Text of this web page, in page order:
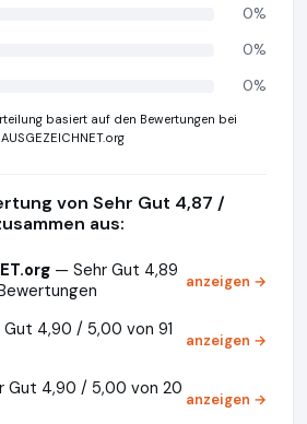
0%
0%
0%
basiert auf den Bewertungen bei
AUSGEZEICHNET.org
von Sehr Gut 4,87 /
aus:
— Sehr Gut 4,89 anzeigen →
4,90 / 5,00 von 91
anzeigen →
Gut 4,90 / 5,00 von 20 anzeigen →